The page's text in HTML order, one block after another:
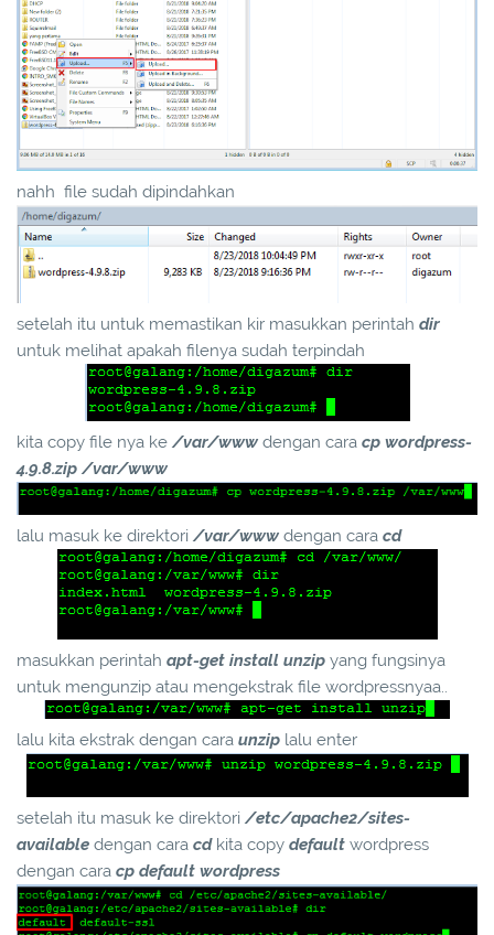
nahh file sudah dipindahkan
setelah itu untuk memastikan kir masukkan perintah dir
untuk melihat apakah filenya sudah terpindah
kita copy file nya ke /var/www dengan cara cp wordpress-
4.9.8.zip /var/www
lalu masuk ke direktori /var/www dengan cara cd
masukkan perintah apt-get install unzip yang fungsinya
untuk mengunzip atau mengekstrak file wordpressnyaa..
lalu kita ekstrak dengan cara unzip lalu enter
setelah itu masuk ke direktori /etc/apache2/sites-
available dengan cara cd kita copy default wordpress
dengan cara cp default wordpress